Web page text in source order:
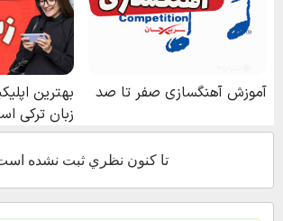
تا كنون نظري ثبت نشده است